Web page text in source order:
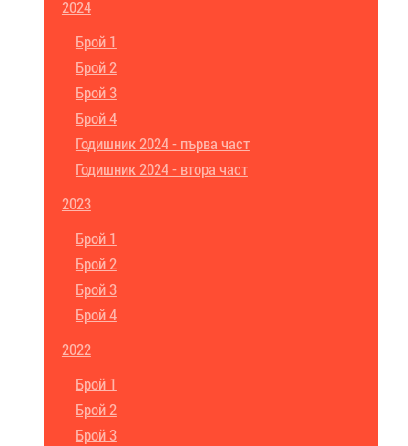
2024
Брой 1
Брой 2
Брой 3
Брой 4
Годишник 2024 - първа част
Годишник 2024 - втора част
2023
Брой 1
Брой 2
Брой 3
Брой 4
2022
Брой 1
Брой 2
Брой 3